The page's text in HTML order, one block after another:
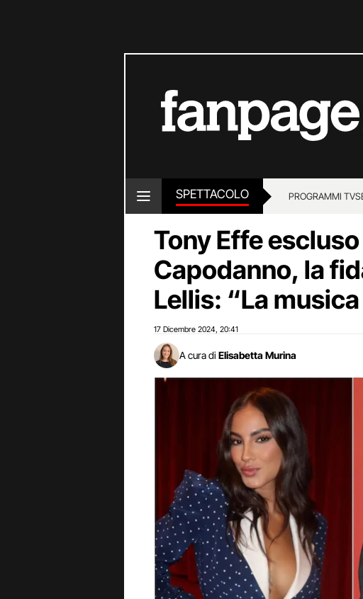
SPETTACOLO PROGRAMMI TV
Tony Effe
Capodanno, la
Lellis: “La
17 Dicembre 2024 20:41
A cura di Elisabetta Murina